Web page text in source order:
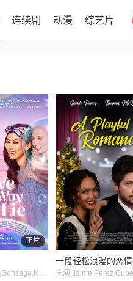
连续剧 动漫 综艺片
正片
主演:冼立呒,Alex,Gonzaga,Kylie,Verzosa
一段轻松浪漫的恋情